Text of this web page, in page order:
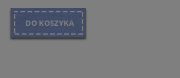
DO KOSZYKA